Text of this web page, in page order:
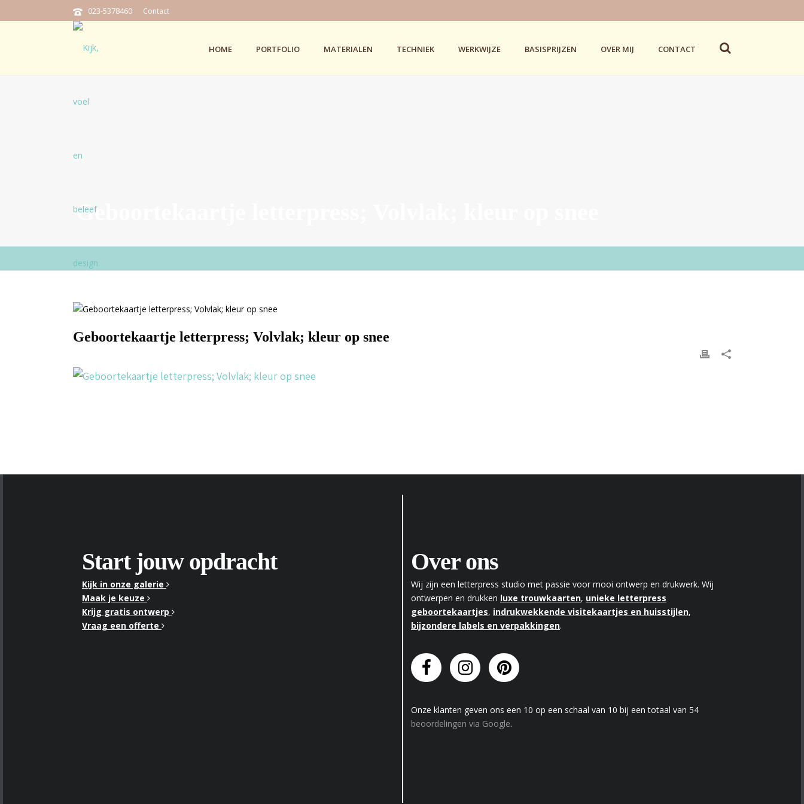
023-5378460 Contact
HOME PORTFOLIO MATERIALEN TECHNIEK WERKWIJZE BASISPRIJZEN OVER MIJ CONTACT
Geboortekaartje letterpress; Volvlak; kleur op snee
Geboortekaartje letterpress; Volvlak; kleur op snee
Start jouw opdracht
Kijk in onze galerie
Maak je keuze
Krijg gratis ontwerp
Vraag een offerte
Over ons
Wij zijn een letterpress studio met passie voor mooi ontwerp en drukwerk. Wij
ontwerpen en drukken luxe trouwkaarten, unieke letterpress
geboortekaartjes, indrukwekkende visitekaartjes en huisstijlen,
bijzondere labels en verpakkingen.
Onze klanten geven ons een 10 op een schaal van 10 bij een totaal van 54
beoordelingen via Google.